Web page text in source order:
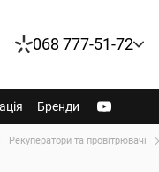
068 777-51-72
Бренди
Рекуператори та провітрювачі